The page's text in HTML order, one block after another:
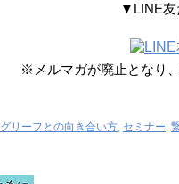
▼LINE
※メルマガが廃止となり
グリーフとの向き合い方, セミナー,